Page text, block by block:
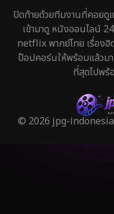
ปิดท้ายด้วยทีมงานที่คอยดู
เข้ามาดู หนังออนไลน์
netflix พากย์ไทย เรื่อง
ป๊อปคอร์นให้พร้อมแล้ว
ที่สุดไปพร้
© 2026 jpg-